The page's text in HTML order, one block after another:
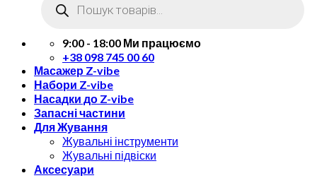
товарів
9:00 - 18:00 Ми працюємо
+38 098 745 00 60
Масажер Z-vibe
Набори Z-vibe
Насадки до Z-vibe
Запасні частини
Для Жування
Жувальні інструменти
Жувальні підвіски
Аксесуари